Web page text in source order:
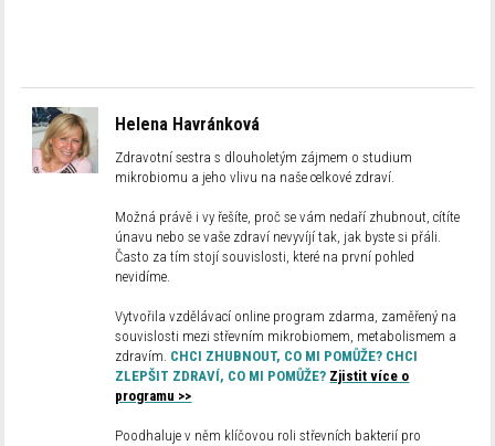
Helena Havránková
Zdravotní sestra s dlouholetým zájmem o studium
mikrobiomu a jeho vlivu na naše celkové zdraví.
Možná právě i vy řešíte, proč se vám nedaří zhubnout, cítíte
únavu nebo se vaše zdraví nevyvíjí tak, jak byste si přáli.
Často za tím stojí souvislosti, které na první pohled
nevidíme.
Vytvořila vzdělávací online program zdarma, zaměřený na
souvislosti mezi střevním mikrobiomem, metabolismem a
zdravím. CHCI ZHUBNOUT, CO MI POMŮŽE? CHCI
ZLEPŠIT ZDRAVÍ, CO MI POMŮŽE? Zjistit více o
programu >>
Poodhaluje v něm klíčovou roli střevních bakterií pro